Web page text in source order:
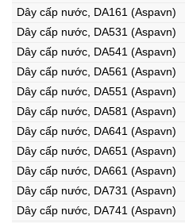
Dây cấp nước, DA161 (Aspavn)
Dây cấp nước, DA531 (Aspavn)
Dây cấp nước, DA541 (Aspavn)
Dây cấp nước, DA561 (Aspavn)
Dây cấp nước, DA551 (Aspavn)
Dây cấp nước, DA581 (Aspavn)
Dây cấp nước, DA641 (Aspavn)
Dây cấp nước, DA651 (Aspavn)
Dây cấp nước, DA661 (Aspavn)
Dây cấp nước, DA731 (Aspavn)
Dây cấp nước, DA741 (Aspavn)